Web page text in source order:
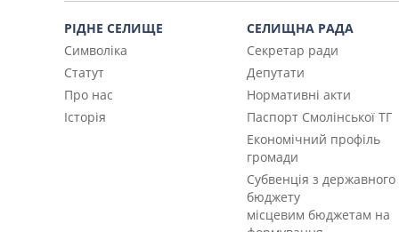
РІДНЕ СЕЛИЩЕ
Символіка
Статут
Про нас
Історія
СЕЛИЩНА РАДА
Секретар ради
Депутати
Нормативні акти
Паспорт Смолінської ТГ
Економічний профіль
громади
Субвенція з державного
бюджету
місцевим бюджетам на